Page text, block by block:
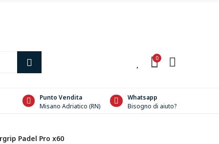
0
Punto Vendita
Misano Adriatico (RN)
Whatsapp
Bisogno di aiuto?
Padel Pro x60